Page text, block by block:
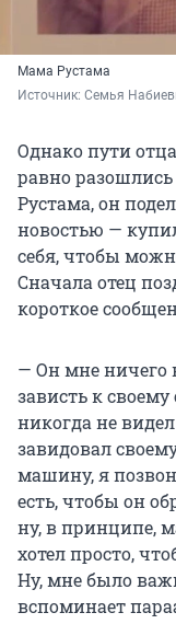
Мама Рустама
Источник: Семья
Однако пути
равно разошлись
Рустама, он
новостью —
себя, чтобы
Сначала отец
короткое
— Он мне ничего
зависть к
никогда не
завидовал
машину, я
есть, чтобы он
ну, в принципе,
хотел просто,
Ну, мне было
вспоминает